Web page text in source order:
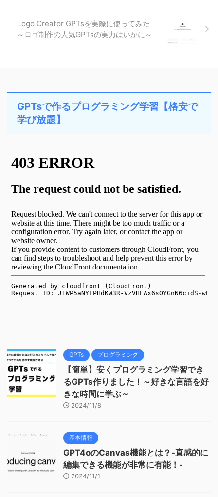
Logo Creator GPTsを実際に使ってみた
～ロゴ制作の人気GPTsの実力はいかに～
GPTsで作るプログラミング学習【格安で
学び放題】
GPTs プログラミング
【簡単】安くプログラミング学習でき
るGPTs作りました！～好きな言語を好
きな時間に学ぶ～
2024/11/8
基本情報
GPT4oのCanvas機能とは？-直感的に
編集できる機能が非常に有能！-
2024/11/1